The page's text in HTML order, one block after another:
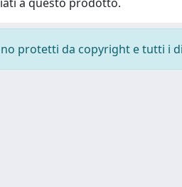
protetti da copyright e tutti i